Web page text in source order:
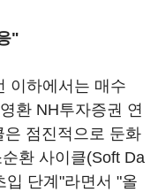
"
이하에서는 매수
환 NH투자증권 연
점진적으로 둔화
환 사이클(Soft Da
입 단계"라면서 "올